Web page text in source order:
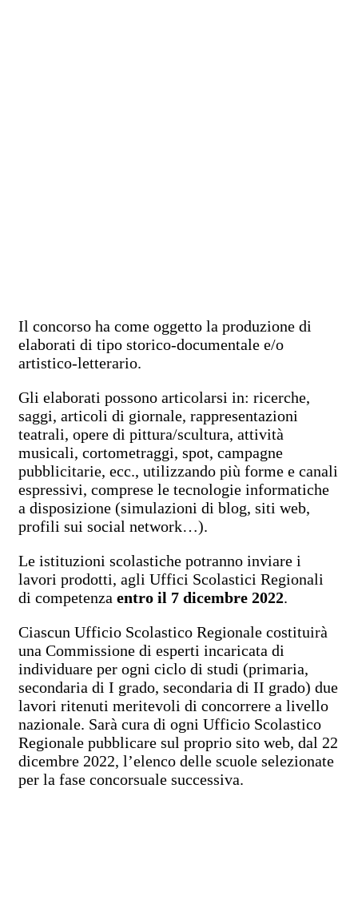
Il concorso ha come oggetto la produzione di
elaborati di tipo storico-documentale e/o
artistico-letterario.
Gli elaborati possono articolarsi in: ricerche,
saggi, articoli di giornale, rappresentazioni
teatrali, opere di pittura/scultura, attività
musicali, cortometraggi, spot, campagne
pubblicitarie, ecc., utilizzando più forme e canali
espressivi, comprese le tecnologie informatiche
a disposizione (simulazioni di blog, siti web,
profili sui social network…).
Le istituzioni scolastiche potranno inviare i
lavori prodotti, agli Uffici Scolastici Regionali
di competenza entro il 7 dicembre 2022.
Ciascun Ufficio Scolastico Regionale costituirà
una Commissione di esperti incaricata di
individuare per ogni ciclo di studi (primaria,
secondaria di I grado, secondaria di II grado) due
lavori ritenuti meritevoli di concorrere a livello
nazionale. Sarà cura di ogni Ufficio Scolastico
Regionale pubblicare sul proprio sito web, dal 22
dicembre 2022, l’elenco delle scuole selezionate
per la fase concorsuale successiva.